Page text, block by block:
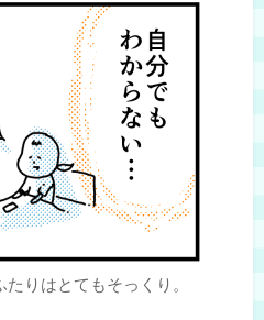
りはとてもそっくり。